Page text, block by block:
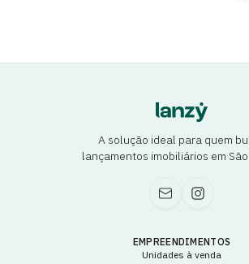
A solução ideal para quem
lançamentos imobiliários em
EMPREENDIMENTOS
Unidades à venda